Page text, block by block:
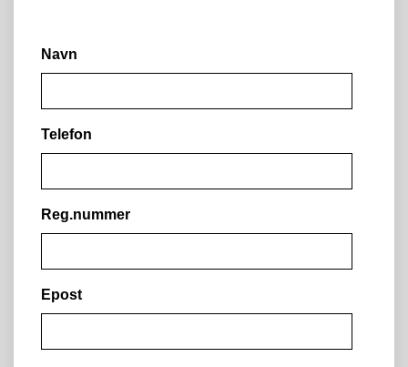
Navn
Telefon
Reg.nummer
Epost